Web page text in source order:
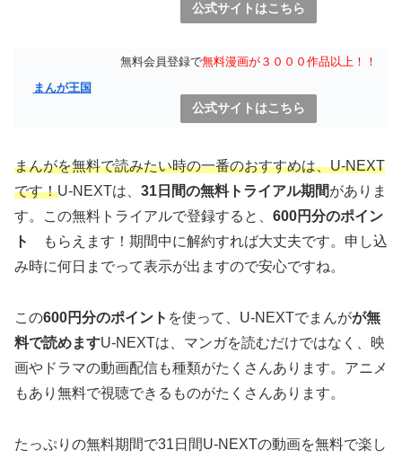
公式サイトはこちら
まんが王国
無料会員登録で無料漫画が３０００作品以上！！
公式サイトはこちら
まんがを無料で読みたい時の一番のおすすめは、U-NEXT
です！U-NEXTは、 31日間の無料トライアル期間がありま
す。この無料トライアルで登録すると、 600円分のポイン
ト
もらえます！期間中に解約すれば大丈夫です。申し込
み時に何日までって表示が出ますので安心ですね。
この600円分のポイント を使って、U-NEXTでまんがが無
料で読めますU-NEXTは、マンガを読むだけではなく、映
画やドラマの動画配信も種類がたくさんあります。アニメ
もあり無料で視聴できるものがたくさんあります。
たっぷりの無料期間で31日間U-NEXTの動画を無料で楽し